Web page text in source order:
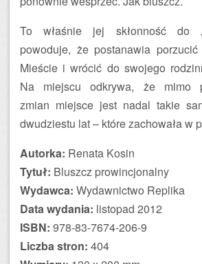
To właśnie jej skłonność do
powoduje, że postanawia
Mieście i wrócić do swojego
Na miejscu odkrywa, że mimo
zmian miejsce jest nadal takie
dwudziestu lat – które zachowała w
Autorka: Renata Kosin
Tytuł: Bluszcz prowincjonalny
Wydawca: Wydawnictwo Replika
Data wydania: listopad 2012
ISBN: 978-83-7674-206-9
Liczba stron: 404